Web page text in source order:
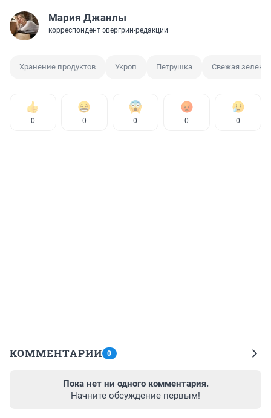
Мария Джанлы
корреспондент эвергрин-редакции
Хранение продуктов Укроп Петрушка Свежая зелень
0 0 0 0 0
КОММЕНТАРИИ 0
Пока нет ни одного комментария.
Начните обсуждение первым!